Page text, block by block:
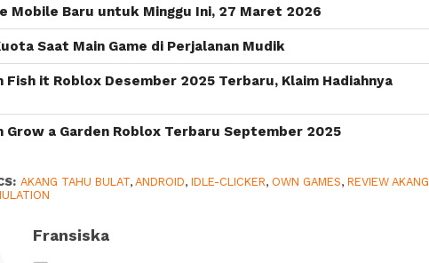
Mobile Baru untuk Minggu Ini, 27 Maret 2026
Saat Main Game di Perjalanan Mudik
Fish it Roblox Desember 2025 Terbaru, Klaim Hadiahnya
Grow a Garden Roblox Terbaru September 2025
AKANG TAHU BULAT,ANDROID,IDLE-CLICKER, OWN GAMES,REVIEW AKANG
Fransiska